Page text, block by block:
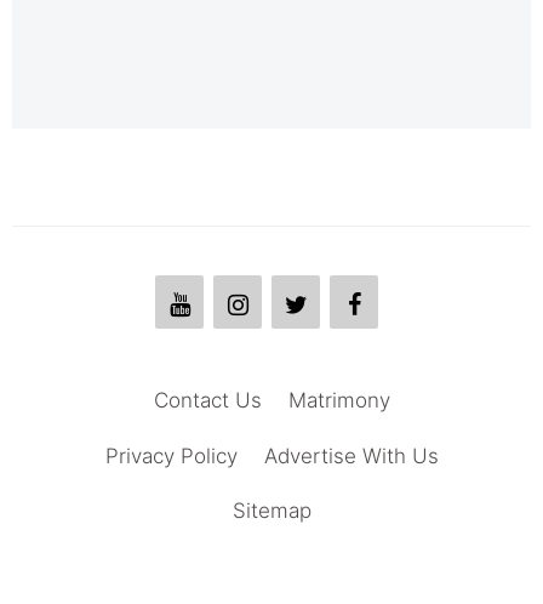
Matrimony
Contact Us
Advertise With Us
Privacy Policy
Sitemap